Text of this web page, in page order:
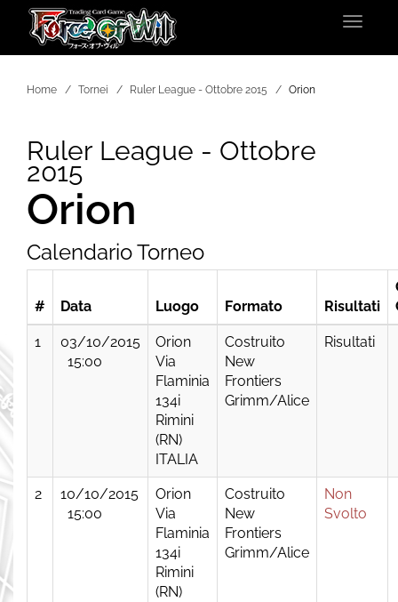
Toggle
Home Tornei Ruler League - Ottobre 2015 Orion
Ruler League - Ottobre
2015
Orion
Calendario Torneo
# Data Luogo Formato Risultati
1
03/10/2015
15:00
Orion
Via
Flaminia
134i
Rimini
(RN)
ITALIA
Costruito
New
Frontiers
Grimm/Alice
Risultati
2
10/10/2015
15:00
Orion
Via
Flaminia
134i
Rimini
(RN)
Costruito
New
Frontiers
Grimm/Alice
Non
Svolto